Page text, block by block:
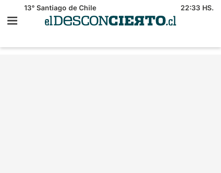
13° Santiago de Chile 22:33 HS.